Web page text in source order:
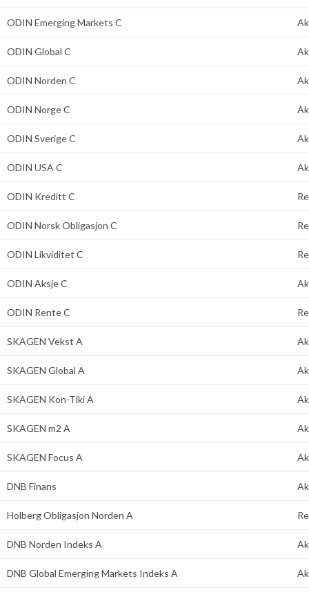
ODIN Emerging Markets C
ODIN Global C
ODIN Norden C
ODIN Norge C
ODIN Sverige C
ODIN USA C
ODIN Kreditt C
ODIN Norsk Obligasjon C
ODIN Likviditet C
ODIN Aksje C
ODIN Rente C
SKAGEN Vekst A
SKAGEN Global A
SKAGEN Kon-Tiki A
SKAGEN m2 A
SKAGEN Focus A
DNB Finans
Holberg Obligasjon Norden A
DNB Norden Indeks A
DNB Global Emerging Markets Indeks A